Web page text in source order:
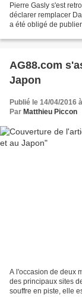
Pierre Gasly s'est
déclarer remplacer
a été obligé de
AG88.com
Japon
Publié le 14/04/2016
Par Matthieu Piccon
A l'occasion de deux
des principaux sites
souffre en piste, elle